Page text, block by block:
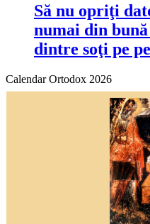
Să nu opriţi
numai din
dintre soţi pe
Calendar Ortodox 2026